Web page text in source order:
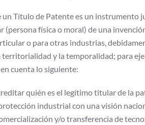
Título de Patente es un instrumento
física o moral) de una
o para otras industrias,
y la temporalidad; para
cuenta lo siguiente:
quién es el legítimo titular de la
industrial con una visión
y/o transferencia de